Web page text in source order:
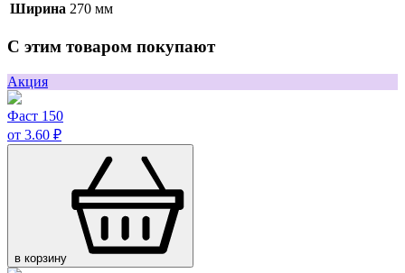
Ширина 270 мм
С этим товаром покупают
Акция
Фаст 150
от 3.60 ₽
в корзину